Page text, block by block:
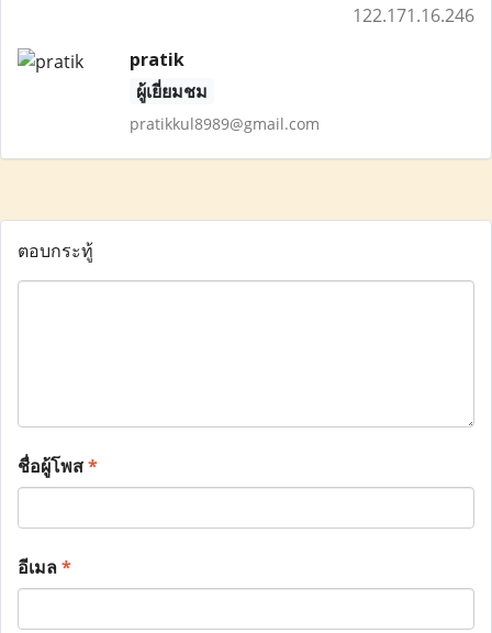
122.171.16.246
pratik
ผู้เยี่ยมชม
pratikkul8989@gmail.com
ตอบกระทู้
ชื่อผู้โพส*
อีเมล*